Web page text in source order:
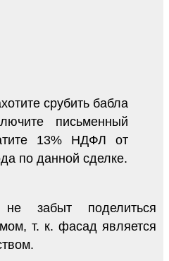
срубить бабла
письменный
13% НДФЛ от
по данной сделке.
забыт поделиться
т. к. фасад является